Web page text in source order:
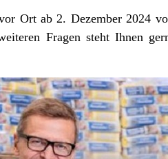
Ort ab 2. Dezember 2024
Fragen steht Ihnen